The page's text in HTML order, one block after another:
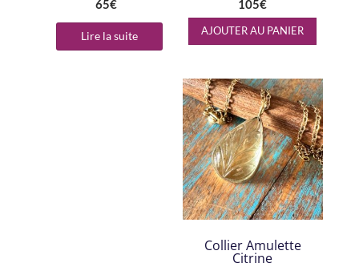
65€
Lire la suite
105€
AJOUTER AU PANIER
Collier Amulette
Citrine